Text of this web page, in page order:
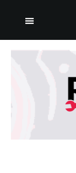
INICIO
CONTÁCTANOS